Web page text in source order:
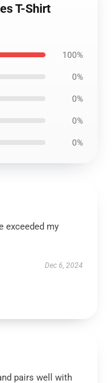
T-Shirt
100%
0%
0%
0%
0%
exceeded my
Dec 6, 2024
pairs well with